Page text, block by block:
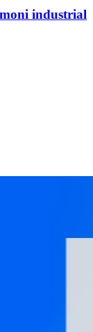
industrial